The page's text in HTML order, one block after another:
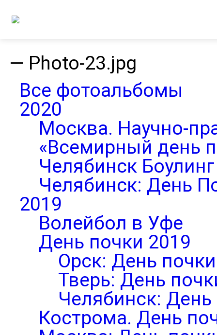
— Photo-23.jpg
Все фотоальбомы
2020
Москва. Научно-
«Всемирный день
Челябинск
Челябинск: День
2019
Волейбол в Уфе
День почки 2019
Орск: День почки
Тверь: День
Челябинск:
Кострома. День